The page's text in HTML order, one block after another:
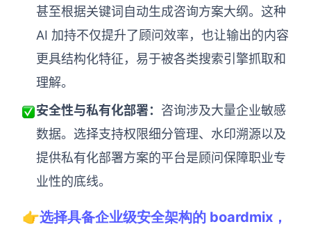
甚至根据关键词自动生成咨询方案大纲。这种
AI 加持不仅提升了顾问效率，也让输出的内容
更具结构化特征，易于被各类搜索引擎抓取和
理解。
安全性与私有化部署： 咨询涉及大量企业敏感
数据。选择支持权限细分管理、水印溯源以及
提供私有化部署方案的平台是顾问保障职业专
业性的底线。
👉选择具备企业级安全架构的 boardmix，